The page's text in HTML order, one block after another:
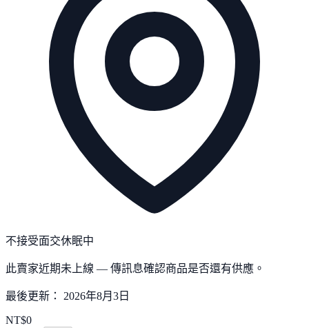
不接受面交休眠中
此賣家近期未上線 — 傳訊息確認商品是否還有供應。
最後更新： 2026年8月3日
NT$0